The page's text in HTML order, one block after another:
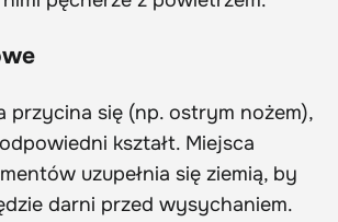
przycina się (np. ostrym nożem),
kształt. Miejsca
uzupełnia się ziemią, by
darni przed wysychaniem.